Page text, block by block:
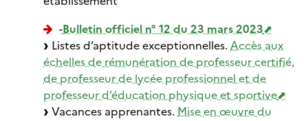
-Bulletin officiel n° 12 du 23 mars 2023
Listes d’aptitude exceptionnelles. Accès aux
échelles de rémunération de professeur certifié,
de professeur de lycée professionnel et de
professeur d’éducation physique et sportive
Vacances apprenantes. Mise en œuvre du